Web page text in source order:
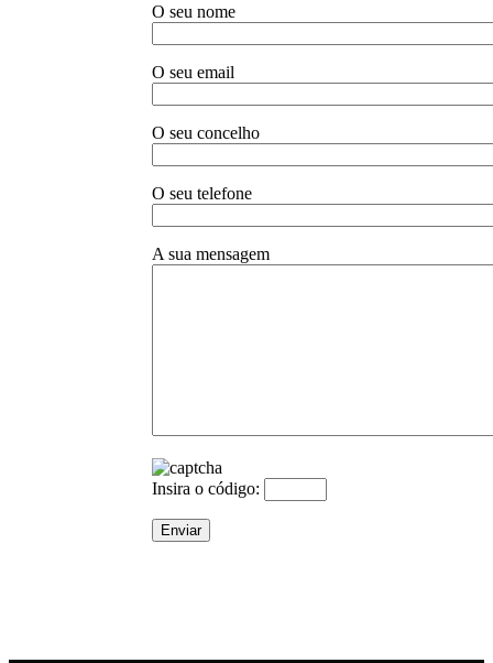
O seu nome
O seu email
O seu concelho
O seu telefone
A sua mensagem
Insira o código: